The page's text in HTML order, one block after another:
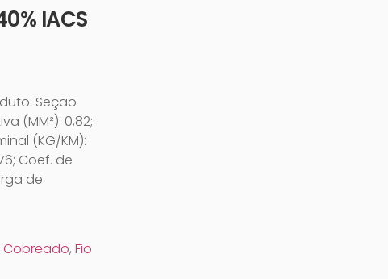
IACS
Seção
(MM²): 0,82;
(KG/KM):
Coef. de
de
Cobreado, Fio